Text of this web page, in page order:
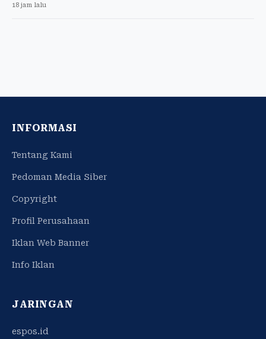
18 jam lalu
INFORMASI
Tentang Kami
Pedoman Media Siber
Copyright
Profil Perusahaan
Iklan Web Banner
Info Iklan
JARINGAN
espos.id